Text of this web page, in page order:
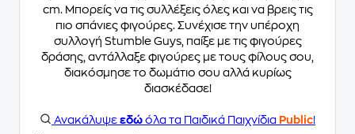
cm. Μπορείς να τις συλλέξεις όλες και να βρεις τις
πιο σπάνιες φιγούρες. Συνέχισε την υπέροχη
συλλογή Stumble Guys, παίξε με τις φιγούρες
δράσης, αντάλλαξε φιγούρες με τους φίλους σου,
διακόσμησε το δωμάτιο σου αλλά κυρίως
διασκέδασε!
Ανακάλυψε εδώ όλα τα Παιδικά Παιχνίδια Public!